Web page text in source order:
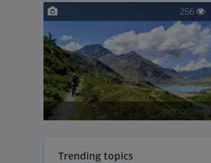
256
monorotula
Trending topics